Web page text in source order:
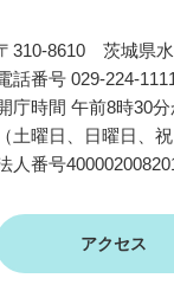
310-8610 茨城県
話番号 029-224-
庁時間 午前8時30
（土曜日、日曜日、
人番号
アクセス